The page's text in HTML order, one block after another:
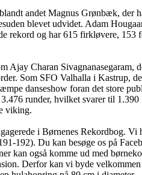
andet Magnus Grønbæk,
blevet udvidet. Adam
rekord og har 615 firkløvere,
Ajay Charan
Som SFO Valhalla i Kastrup,
danseshow foran det store
runder, hvilket svarer til
viking.
i Børnenes Rekordbog.
192). Du kan besøge os på
kan også komme ud med
Derfor kan vi byde